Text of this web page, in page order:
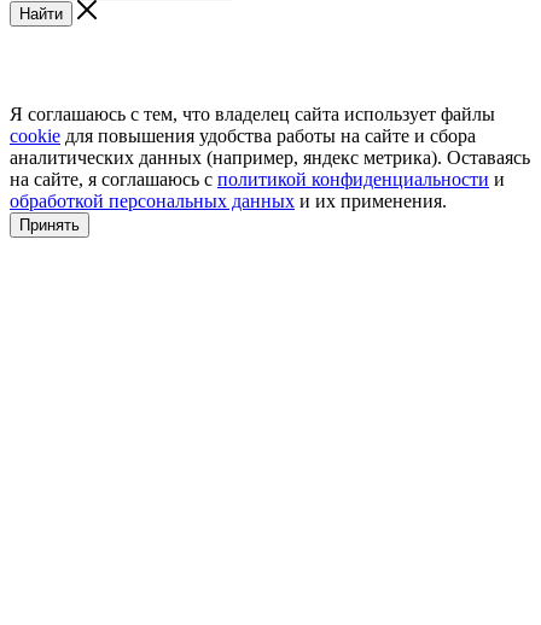
Найти
Я соглашаюсь с тем, что владелец сайта использует файлы
cookie для повышения удобства работы на сайте и сбора
аналитических данных (например, яндекс метрика). Оставаясь
на сайте, я соглашаюсь с политикой конфиденциальности и
обработкой персональных данных и их применения.
Принять